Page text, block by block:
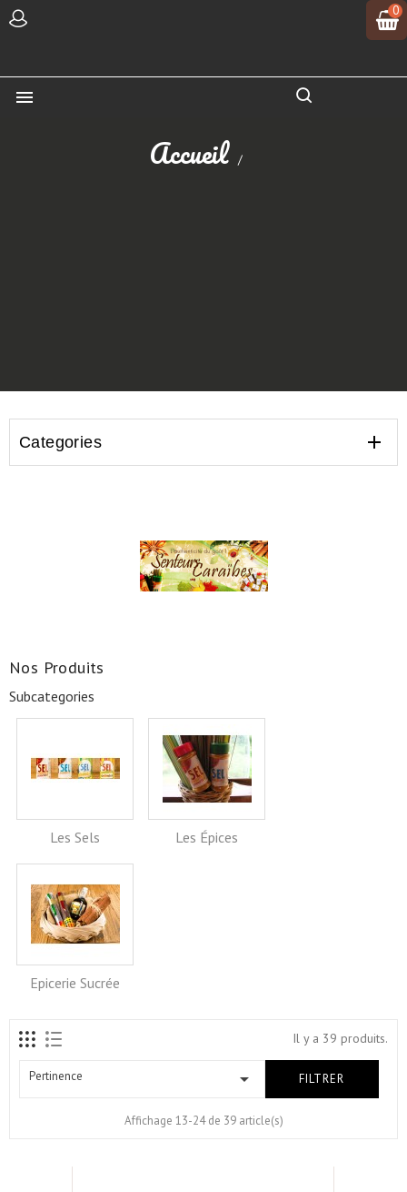
0

Accueil
Categories 
Nos Produits
Subcategories
Les Sels Les Épices
Epicerie Sucrée
Il y a 39 produits.
Pertinence  FILTRER
Affichage 13-24 de 39 article(s)